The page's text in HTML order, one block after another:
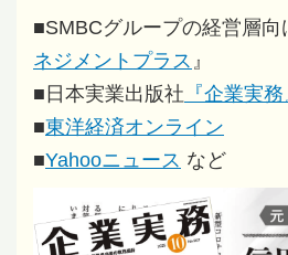
■SMBCグループの経営層向
ネジメントプラス 』
■ 日本実業出版社 『企業実務
■東洋経済オンライン
■Yahooニュース など